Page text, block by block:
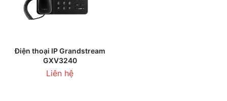
Điện thoại IP Grandstream
GXV3240
Liên hệ